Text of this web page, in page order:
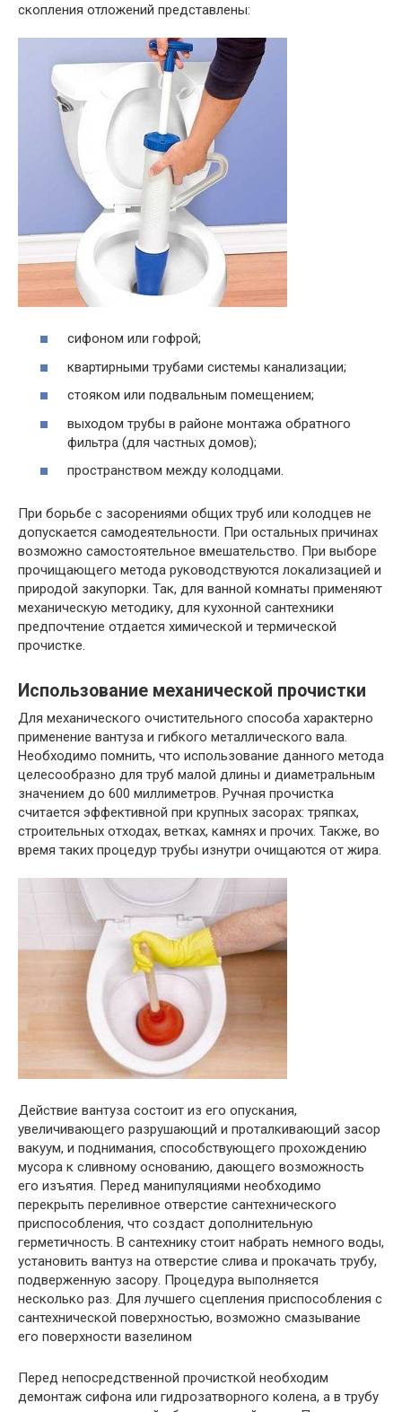
скопления отложений представлены:
сифоном или гофрой;
квартирными трубами системы канализации;
стояком или подвальным помещением;
выходом трубы в районе монтажа обратного
фильтра (для частных домов);
пространством между колодцами.
При борьбе с засорениями общих труб или колодцев не
допускается самодеятельности. При остальных причинах
возможно самостоятельное вмешательство. При выборе
прочищающего метода руководствуются локализацией и
природой закупорки. Так, для ванной комнаты применяют
механическую методику, для кухонной сантехники
предпочтение отдается химической и термической
прочистке.
Использование механической прочистки
Для механического очистительного способа характерно
применение вантуза и гибкого металлического вала.
Необходимо помнить, что использование данного метода
целесообразно для труб малой длины и диаметральным
значением до 600 миллиметров. Ручная прочистка
считается эффективной при крупных засорах: тряпках,
строительных отходах, ветках, камнях и прочих. Также, во
время таких процедур трубы изнутри очищаются от жира.
Действие вантуза состоит из его опускания,
увеличивающего разрушающий и проталкивающий засор
вакуум, и поднимания, способствующего прохождению
мусора к сливному основанию, дающего возможность
его изъятия. Перед манипуляциями необходимо
перекрыть переливное отверстие сантехнического
приспособления, что создаст дополнительную
герметичность. В сантехнику стоит набрать немного воды,
установить вантуз на отверстие слива и прокачать трубу,
подверженную засору. Процедура выполняется
несколько раз. Для лучшего сцепления приспособления с
сантехнической поверхностью, возможно смазывание
его поверхности вазелином
Перед непосредственной прочисткой необходим
демонтаж сифона или гидрозатворного колена, а в трубу